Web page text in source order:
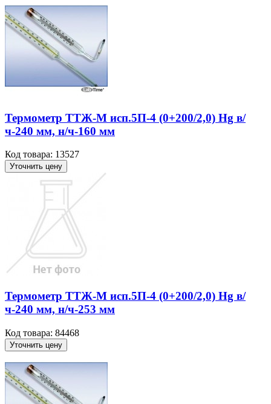
Термометр ТТЖ-М исп.5П-4 (0+200/2,0) Hg в/
ч-240 мм, н/ч-160 мм
Код товара: 13527
Уточнить цену
Термометр ТТЖ-М исп.5П-4 (0+200/2,0) Hg в/
ч-240 мм, н/ч-253 мм
Код товара: 84468
Уточнить цену